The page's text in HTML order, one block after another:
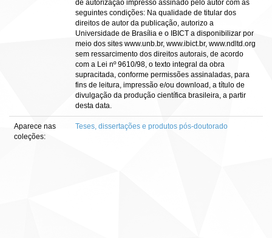
de autorização impresso assinado pelo autor com as
seguintes condições: Na qualidade de titular dos
direitos de autor da publicação, autorizo a
Universidade de Brasília e o IBICT a disponibilizar por
meio dos sites www.unb.br, www.ibict.br, www.ndltd.org
sem ressarcimento dos direitos autorais, de acordo
com a Lei nº 9610/98, o texto integral da obra
supracitada, conforme permissões assinaladas, para
fins de leitura, impressão e/ou download, a título de
divulgação da produção científica brasileira, a partir
desta data.
Aparece nas
coleções:
Teses, dissertações e produtos pós-doutorado